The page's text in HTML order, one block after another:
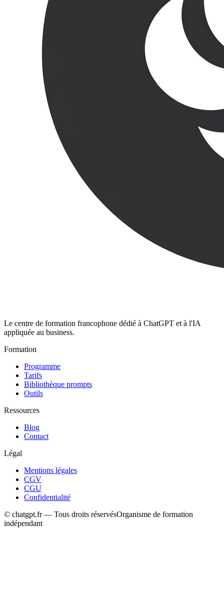
Le centre de formation francophone dédié à ChatGPT et à l'IA
appliquée au business.
Formation
Programme
Tarifs
Bibliothèque prompts
Outils
Ressources
Blog
Contact
Légal
Mentions légales
CGV
CGU
Confidentialité
© chatgpt.fr — Tous droits réservésOrganisme de formation
indépendant